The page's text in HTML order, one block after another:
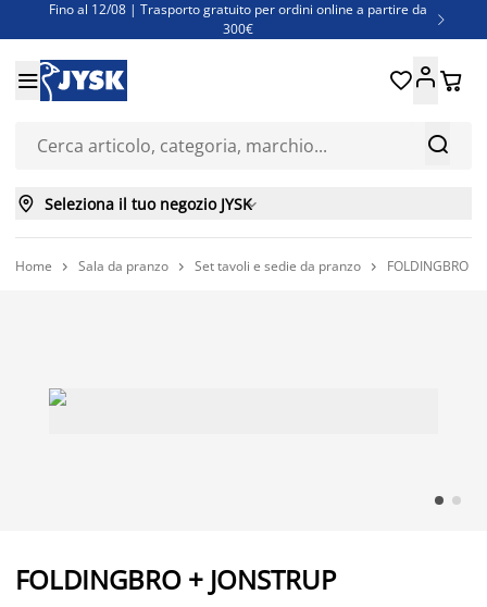
Fino al 12/08 | Trasporto gratuito per ordini online a partire da
300€

Super offerte d'estate | Oltre 1.500 articoli fino al 70%
Finanziamenti - Scegli il piano di rimborso più adatto a te


 
 Seleziona il tuo negozio JYSK
Home  Sala da pranzo  Set tavoli e sedie da pranzo  FOLDINGBRO
FOLDINGBRO + JONSTRUP